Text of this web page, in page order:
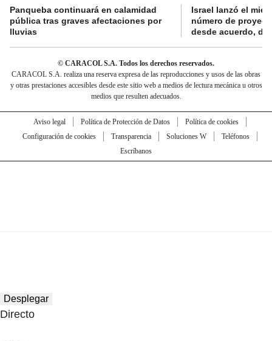
Panqueba continuará en calamidad
pública tras graves afectaciones por
lluvias
Israel lanzó el
número de
desde acuerdo,
© CARACOL S.A. Todos los derechos reservados.
CARACOL S.A. realiza una reserva expresa de las reproducciones y usos de las obras
y otras prestaciones accesibles desde este sitio web a medios de lectura mecánica u otros
medios que resulten adecuados.
Aviso legal Política de Protección de Datos
Política de cookies
Configuración de cookies
Transparencia Soluciones W
Teléfonos
Escríbanos
Desplegar
Directo